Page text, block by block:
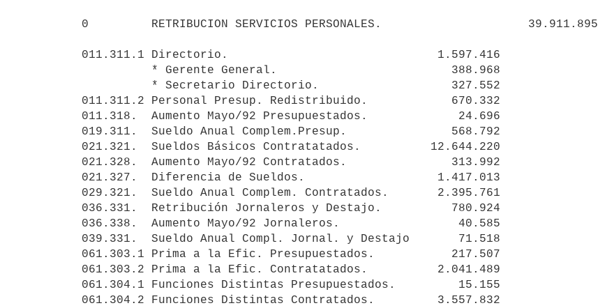
0         RETRIBUCION SERVICIOS PERSONALES.                     39.911.895
011.311.1 Directorio.                              1.597.416
011.311.2 Personal Presup. Redistribuido.            670.332
011.318.  Aumento Mayo/92 Presupuestados.             24.696
019.311.  Sueldo Anual Complem.Presup.               568.792
021.321.  Sueldos Básicos Contratatados.          12.644.220
021.328.  Aumento Mayo/92 Contratados.               313.992
021.327.  Diferencia de Sueldos.                   1.417.013
029.321.  Sueldo Anual Complem. Contratados.       2.395.761
036.331.  Retribución Jornaleros y Destajo.          780.924
036.338.  Aumento Mayo/92 Jornaleros.                 40.585
039.331.  Sueldo Anual Compl. Jornal. y Destajo       71.518
061.303.1 Prima a la Efic. Presupuestados.           217.507
061.303.2 Prima a la Efic. Contratatados.          2.041.489
061.304.1 Funciones Distintas Presupuestados.         15.155
061.304.2 Funciones Distintas Contratados.         3.557.832